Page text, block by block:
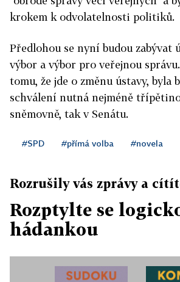
krokem k odvolatelnosti politiků.
Předlohou se nyní budou zabývat
výbor a výbor pro veřejnou
tomu, že jde o změnu ústavy, byla
schválení nutná nejméně
sněmovně, tak v Senátu.
#SPD #přímá volba #novela
Rozrušily vás zprávy a
Rozptylte se
hádankou